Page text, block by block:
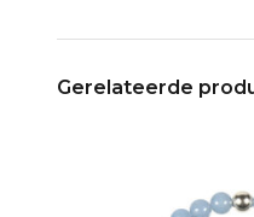
Gerelateerde